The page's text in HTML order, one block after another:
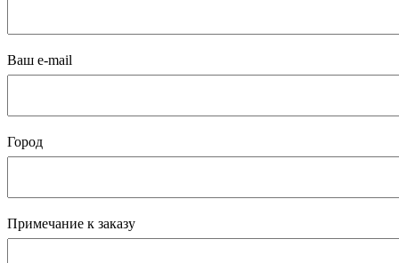
Ваш e-mail
Город
Примечание к заказу